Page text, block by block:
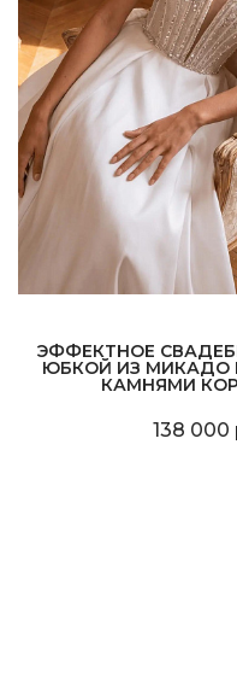
ЭФФЕКТНОЕ
ЮБКОЙ ИЗ МИКАДО
КАМНЯМИ
138 000